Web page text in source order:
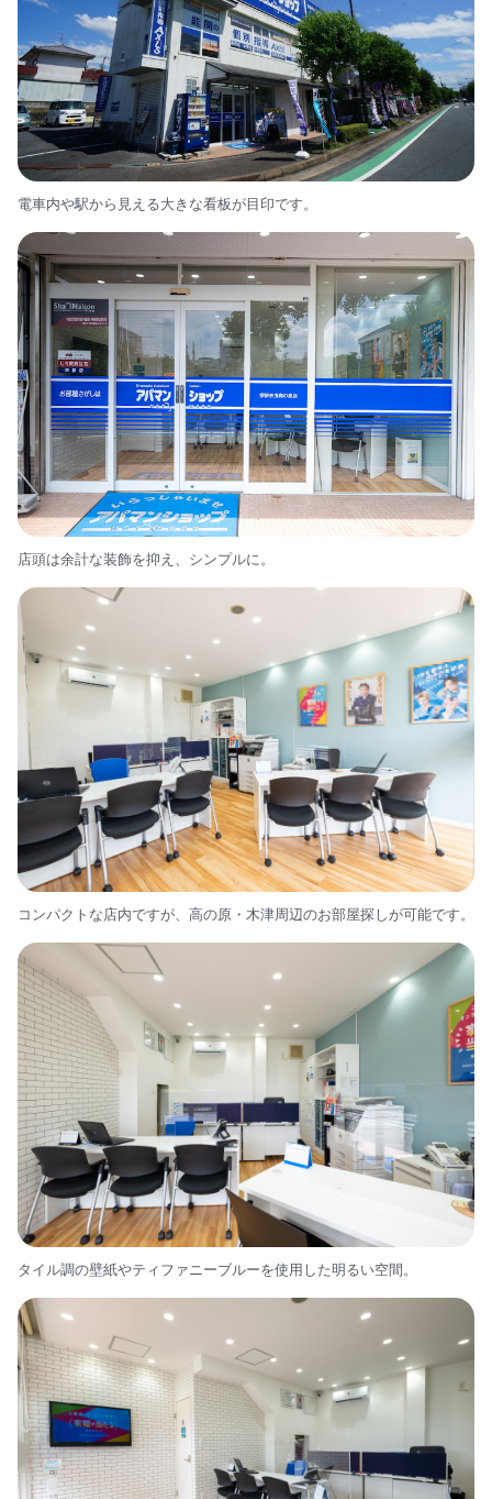
電車内や駅から見える大きな看板が目印です。
店頭は余計な装飾を抑え、シンプルに。
コンパクトな店内ですが、高の原・木津周辺のお部屋探しが可能です。
タイル調の壁紙やティファニーブルーを使用した明るい空間。